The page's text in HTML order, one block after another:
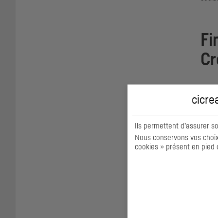
Les
y
Ils permettent d’assurer
Nous conservons vos
cookies » présent en pied